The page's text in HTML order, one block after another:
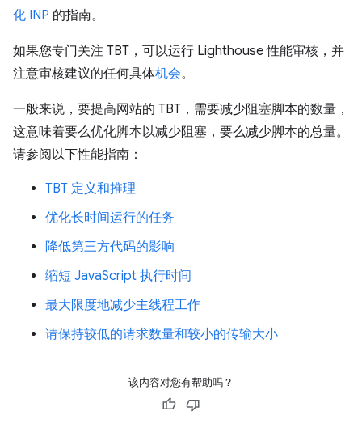
化 INP 的指南。
如果您专门关注 TBT，可以运行 Lighthouse 性能审核，并
注意审核建议的任何具体机会。
一般来说，要提高网站的 TBT，需要减少阻塞脚本的数量，
这意味着要么优化脚本以减少阻塞，要么减少脚本的总量。
请参阅以下性能指南：
TBT 定义和推理
优化长时间运行的任务
降低第三方代码的影响
缩短 JavaScript 执行时间
最大限度地减少主线程工作
请保持较低的请求数量和较小的传输大小
该内容对您有帮助吗？